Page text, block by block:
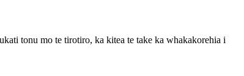
tonu mo te tirotiro, ka kitea te take ka whakakorehia i